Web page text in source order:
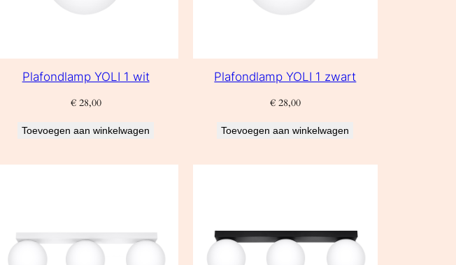
Plafondlamp YOLI 1 wit
€28,00
Toevoegen aan winkelwagen
Plafondlamp YOLI 1 zwart
€28,00
Toevoegen aan winkelwagen